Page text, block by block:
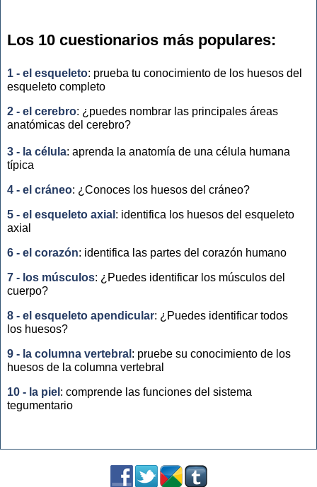
Los 10 cuestionarios más populares:
1 - el esqueleto: prueba tu conocimiento de los huesos del
esqueleto completo
2 - el cerebro: ¿puedes nombrar las principales áreas
anatómicas del cerebro?
3 - la célula: aprenda la anatomía de una célula humana
típica
4 - el cráneo: ¿Conoces los huesos del cráneo?
5 - el esqueleto axial : identifica los huesos del esqueleto
axial
6 - el corazón: identifica las partes del corazón humano
7 - los músculos: ¿Puedes identificar los músculos del
cuerpo?
8 - el esqueleto apendicular: ¿Puedes identificar todos
los huesos?
9 - la columna vertebral : pruebe su conocimiento de los
huesos de la columna vertebral
10 - la piel : comprende las funciones del sistema
tegumentario